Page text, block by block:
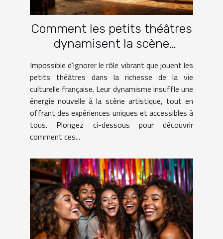
Comment les petits théâtres
dynamisent la scène
Impossible d’ignorer le rôle vibrant que jouent les
petits théâtres dans la richesse de la vie
culturelle française. Leur dynamisme insuffle une
énergie nouvelle à la scène artistique, tout en
offrant des expériences uniques et accessibles à
tous. Plongez ci-dessous pour découvrir
comment ces...